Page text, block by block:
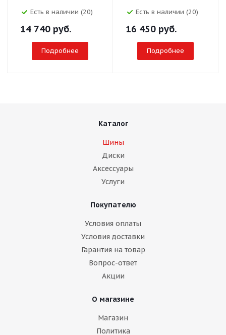
Есть в наличии (20)
14 740 руб.
Подробнее
Есть в наличии (20)
16 450 руб.
Подробнее
Каталог
Шины
Диски
Аксессуары
Услуги
Покупателю
Условия оплаты
Условия доставки
Гарантия на товар
Вопрос-ответ
Акции
О магазине
Магазин
Политика